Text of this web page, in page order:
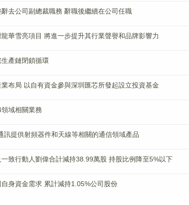
去公司副總裁職務 辭職後繼續在公司任職
華雪亮項目 將進一步提升其行業聲譽和品牌影響力
產鏈閉鎖循環
布局 以自有資金參與深圳匯芯所發起設立投資基金
域相關業務
訊提供射頻器件和天線等相關的通信領域產品
致行動人劉偉合計減持38.99萬股 持股比例降至5%以下
身資金需求 累計減持1.05%公司股份